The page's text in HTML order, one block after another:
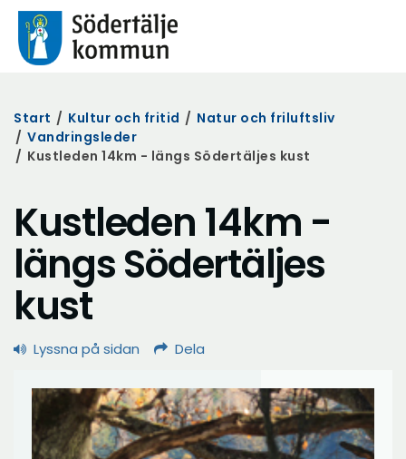
Start / Kultur och fritid / Natur och friluftsliv
/ Vandringsleder
/ Kustleden 14km - längs Södertäljes kust
Kustleden 14km -
längs Södertäljes
kust
Lyssna på sidan Dela